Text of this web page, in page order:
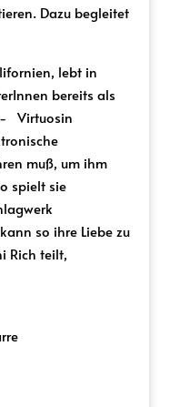
Dazu begleitet
lebt in
bereits als
Virtuosin
muß, um ihm
spielt sie
so ihre Liebe zu
Rich teilt,